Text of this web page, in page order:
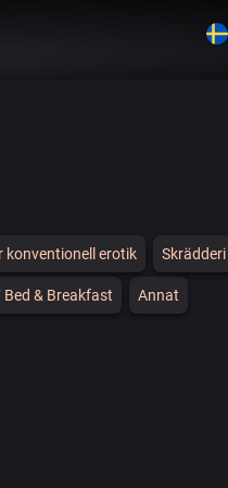
konventionell erotik
& Breakfast Annat